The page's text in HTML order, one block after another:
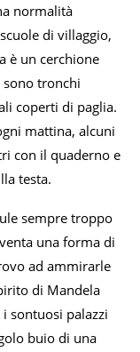
normalità
di villaggio,
è un cerchione
sono tronchi
coperti di paglia.
mattina, alcuni
con il quaderno e
testa.
sempre troppo
una forma di
ad ammirarle
di Mandela
sontuosi palazzi
buio di una